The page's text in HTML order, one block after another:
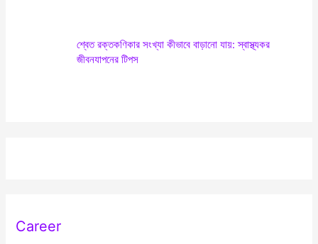
শ্বেত রক্তকণিকার সংখ্যা কীভাবে বাড়ানো যায়: স্বাস্থ্যকর
জীবনযাপনের টিপস
Career